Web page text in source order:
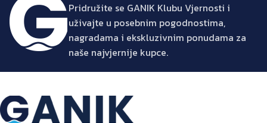
Pridružite se GANIK Klubu Vjernosti i
uživajte u posebnim pogodnostima,
nagradama i ekskluzivnim ponudama za
naše najvjernije kupce.